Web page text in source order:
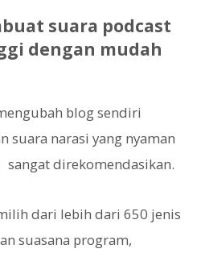
suara podcast
dengan mudah
blog sendiri
suara narasi yang nyaman
sangat direkomendasikan.
dari lebih dari 650 jenis
suasana program,